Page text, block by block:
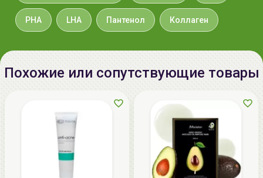
Импортер в
Беларусь:
ООО «Аллкосметикс Групп».
Беларусь, 220113 Минск,
group@allcosmetics.by
PHA LHA Пантенол Коллаген
Похожие или сопутствующие товары